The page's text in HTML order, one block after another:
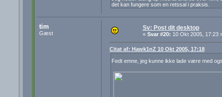
det kan fungere som en retssal i praksis.
tim
Gæst
Sv: Post dit desktop
« Svar #20: 10 Okt 2005, 17:23
Citat af: Hawk1nZ 10 Okt 2005, 17:18
Fedt emne, jeg kunne ikke lade være med